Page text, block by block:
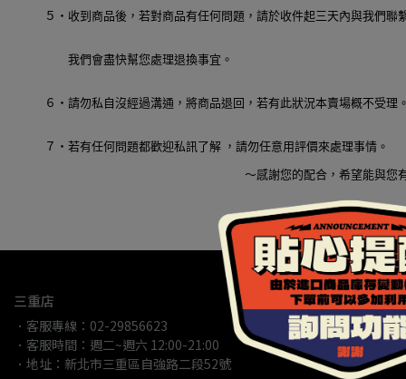
５‧收到商品後，若對商品有任何問題，請於收件起三天內與我們聯
我們會盡快幫您處理退換事宜。
６‧請勿私自沒經過溝通，將商品退回，若有此狀況本賣場概不受理
７‧若有任何問題都歡迎私訊了解 ，請勿任意用評價來處理事情。
～感謝您的配合，希望能與您
三重店
．客服專線：02-29856623
．客服時間：週二~週六 12:00-21:00
．地址：新北市三重區自強路二段52號